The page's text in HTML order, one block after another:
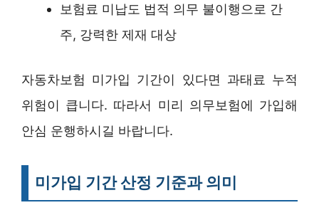
보험료 미납도 법적 의무 불이행으로 간
주, 강력한 제재 대상
자동차보험 미가입 기간이 있다면 과태료 누적
위험이 큽니다. 따라서 미리 의무보험에 가입해
안심 운행하시길 바랍니다.
미가입 기간 산정 기준과 의미